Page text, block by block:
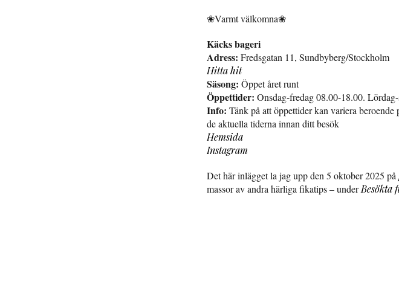
❀Varmt välkomna❀
Käcks bageri
Adress: Fredsgatan 11, Sundbyberg/Stockholm
Hitta hit
Säsong: Öppet året runt
Öppettider: Onsdag-fredag 08.00-18.00.
Info: Tänk på att öppettider kan variera
de aktuella tiderna innan ditt besök
Hemsida
Instagram
Det här inlägget la jag upp den 5 oktober 2025 på
massor av andra härliga fikatips – underBesökta